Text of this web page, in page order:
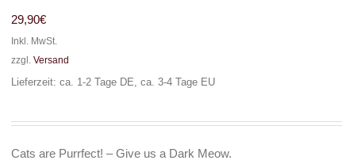
29,90€
Inkl. MwSt.
zzgl. Versand
Lieferzeit: ca. 1-2 Tage DE, ca. 3-4 Tage EU
Cats are Purrfect! – Give us a Dark Meow.